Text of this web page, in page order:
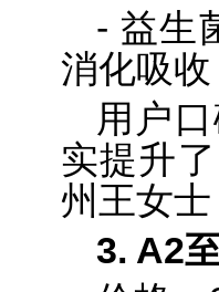
- 益生
消化吸
用户
实提升
州王女士
3. A2